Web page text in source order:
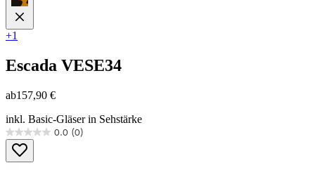
+1
Escada VESE34
ab157,90 €
inkl. Basic-Gläser in Sehstärke
0.0 (0)
0.0
von
5